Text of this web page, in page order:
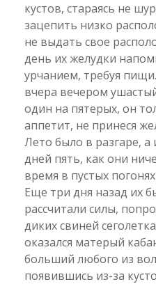
кустов, стараясь не
зацепить низко
не выдать свое
день их желудки
урчанием, требуя
вчера вечером
один на пятерых, он
аппетит, не принеся
Лето было в разгаре,
дней пять, как они
время в пустых
Еще три дня назад их
рассчитали силы,
диких свиней
оказался матерый
больший любого из
появившись из-за